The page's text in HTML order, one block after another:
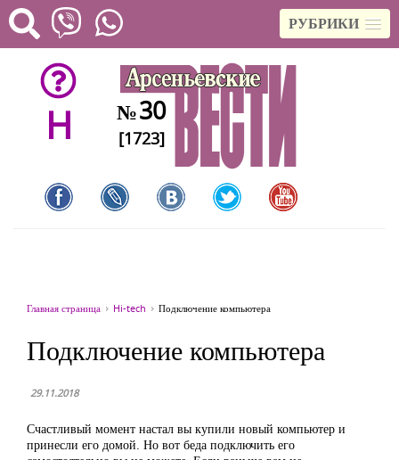
РУБРИКИ
H №30
[1723]
Главная страница Hi-tech Подключение компьютера
Подключение компьютера
29.11.2018
Счастливый момент настал вы купили новый компьютер и
принесли его домой. Но вот беда подключить его